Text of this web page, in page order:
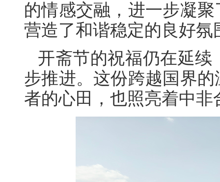
的情感交融，进一步凝
营造了和谐稳定的良好氛
开斋节的祝福仍在延
步推进。这份跨越国界
者的心田，也照亮着中